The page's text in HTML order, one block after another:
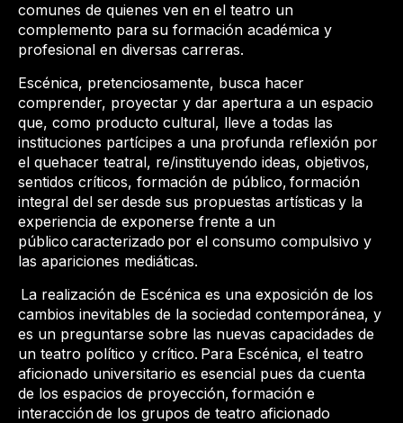
comunes de quienes ven en el teatro un
complemento para su formación académica y
profesional en diversas carreras.
Escénica, pretenciosamente, busca hacer
comprender, proyectar y dar apertura a un espacio
que, como producto cultural, lleve a todas las
instituciones partícipes a una profunda reflexión por
el quehacer teatral, re/instituyendo ideas, objetivos,
sentidos críticos, formación de público, formación
integral del ser desde sus propuestas artísticas y la
experiencia de exponerse frente a un
público caracterizado por el consumo compulsivo y
las apariciones mediáticas. ​
La realización de Escénica es una exposición de los
cambios inevitables de la sociedad contemporánea, y
es un preguntarse sobre las nuevas capacidades de
un teatro político y crítico.​ Para Escénica, el teatro
aficionado universitario es esencial pues da cuenta
de los espacios de proyección, ​formación e
interacción de los grupos de teatro aficionado